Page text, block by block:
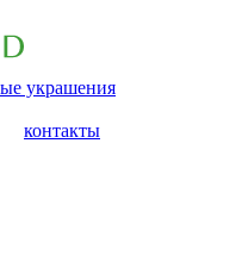
украшения
контакты